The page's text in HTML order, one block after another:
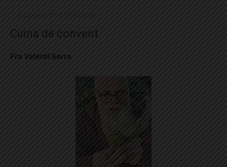
Cuina de convent
Fra Valentí Serra